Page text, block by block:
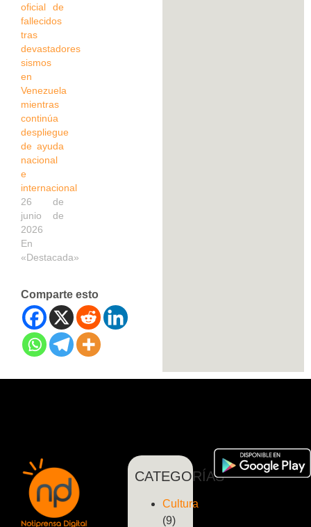
oficial de
fallecidos
tras
devastadores
sismos
en
Venezuela
mientras
continúa
despliegue
de ayuda
nacional
e
internacional
26 de
junio de
2026
En
«Destacada»
Comparte esto
CATEGORÍAS
Cultura
(9)